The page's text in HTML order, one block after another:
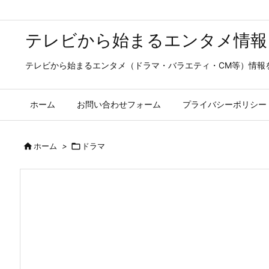
テレビから始まるエンタメ情報
テレビから始まるエンタメ（ドラマ・バラエティ・CM等）情報
ホーム お問い合わせフォーム プライバシーポリシー
ホーム >  ドラマ